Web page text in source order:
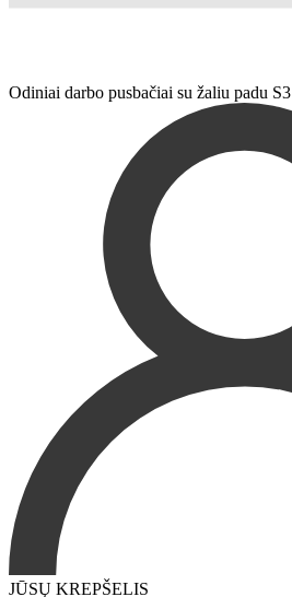
Odiniai darbo pusbačiai su žaliu padu S3
JŪSŲ KREPŠELIS